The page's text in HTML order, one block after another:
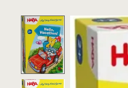
Product